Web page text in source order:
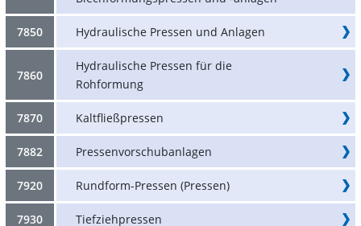
7850 Hydraulische Pressen und Anlagen
7860
Hydraulische Pressen für die
Rohformung
7870 Kaltfließpressen
7882 Pressenvorschubanlagen
7920 Rundform-Pressen (Pressen)
7930 Tiefziehpressen